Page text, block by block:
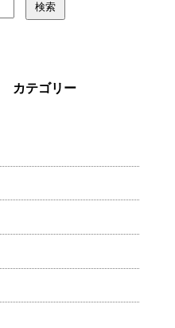
検索
カテゴリー